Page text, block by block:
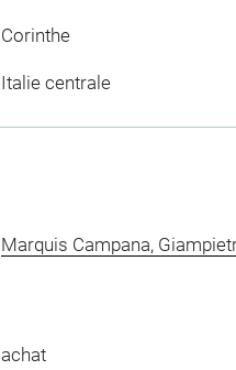
Corinthe
Italie centrale
Marquis Campana,
achat